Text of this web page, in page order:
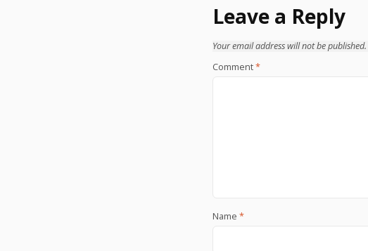
Leave a Reply
Your email address will not be published.
Comment*
Name *